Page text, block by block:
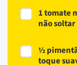
1 tomate
não
½
toque